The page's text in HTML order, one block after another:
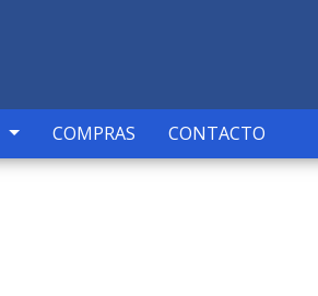
COMPRAS CONTACTO